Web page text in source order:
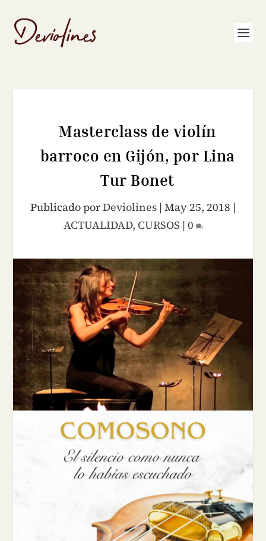
Masterclass de violín
barroco en Gijón, por Lina
Tur Bonet
Publicado porDeviolines | May 25, 2018 |
ACTUALIDAD, CURSOS | 0